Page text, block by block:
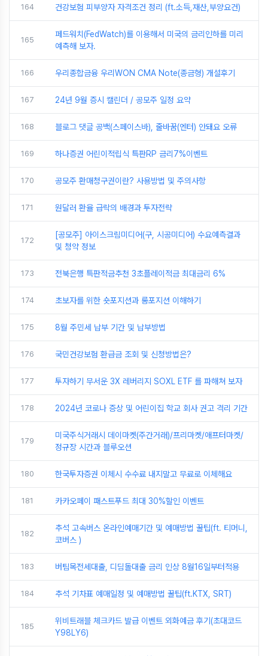
164 건강보험 피부양자 자격조건 정리 (ft.소득,재산,부양요건)
165
페드워치(FedWatch)를 이용해서 미국의 금리인하를 미리
예측해 보자.
166 우리종합금융 우리WON CMA Note(종금형) 개설후기
167 24년 9월 증시 캘린더 / 공모주 일정 요약
168 블로그 댓글 공백(스페이스바), 줄바꿈(엔터) 안돼요 오류
169 하나증권 어린이적립식 특판RP 금리7%이벤트
170 공모주 환매청구권이란? 사용방법 및 주의사항
171 원달러 환율 급락의 배경과 투자전략
172
[공모주] 아이스크림미디어(구, 시공미디어) 수요예측결과
및 청약 정보
173 전북은행 특판적금추천 3초플레이적금 최대금리 6%
174 초보자를 위한 숏포지션과 롱포지션 이해하기
175 8월 주민세 납부 기간 및 납부방법
176 국민건강보험 환급금 조회 및 신청방법은?
177 투자하기 무서운 3X 레버리지 SOXL ETF 를 파해쳐 보자
178 2024년 코로나 증상 및 어린이집 학교 회사 권고 격리 기간
179
미국주식거래시 데이마켓(주간거래)/프리마켓/애프터마켓/
정규장 시간과 블루오션
180 한국투자증권 이체시 수수료 내지말고 무료로 이체해요
181 카카오페이 패스트푸드 최대 30%할인 이벤트
182
추석 고속버스 온라인예매기간 및 예매방법 꿀팁(ft. 티머니,
코버스 )
183 버팀목전세대출, 디딤돌대출 금리 인상 8월16일부터적용
184 추석 기차표 예매일정 및 예매방법 꿀팁(ft.KTX, SRT)
185
위비트래블 체크카드 발급 이벤트 외화예금 후기(초대코드
Y98LY6)